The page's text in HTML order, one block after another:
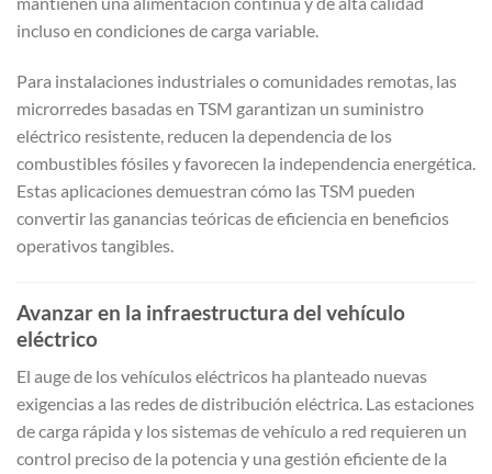
incluso en condiciones de carga variable.
Para instalaciones industriales o comunidades remotas, las
microrredes basadas en TSM garantizan un suministro
eléctrico resistente, reducen la dependencia de los
combustibles fósiles y favorecen la independencia energética.
Estas aplicaciones demuestran cómo las TSM pueden
convertir las ganancias teóricas de eficiencia en beneficios
operativos tangibles.
Avanzar en la infraestructura del vehículo
eléctrico
El auge de los vehículos eléctricos ha planteado nuevas
exigencias a las redes de distribución eléctrica. Las estaciones
de carga rápida y los sistemas de vehículo a red requieren un
control preciso de la potencia y una gestión eficiente de la